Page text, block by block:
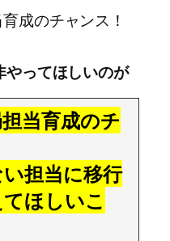
成のチャンス！
やってほしいのが
当育成のチ
担当に移行
ほしいこ